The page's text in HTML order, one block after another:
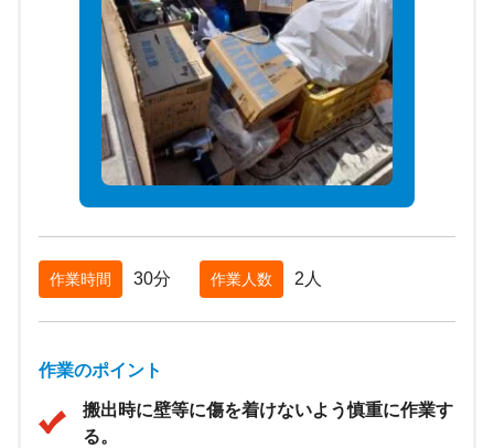
作業時間 30分 作業人数 2人
作業のポイント
搬出時に壁等に傷を着けないよう慎重に作業す
る。